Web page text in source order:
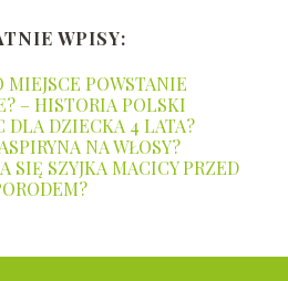
WPISY:
MIEJSCE POWSTANIE
– HISTORIA POLSKI
DLA DZIECKA 4 LATA?
NA WŁOSY?
SIĘ SZYJKA MACICY PRZED